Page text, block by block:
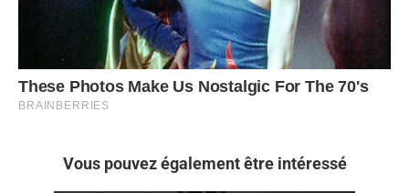
Vous pouvez également être intéressé